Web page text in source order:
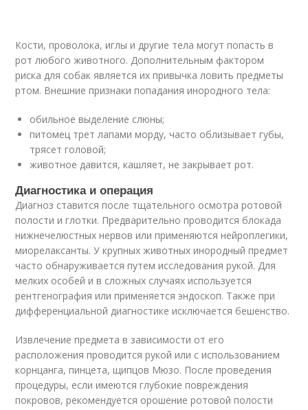
Кости, проволока, иглы и другие тела могут попасть в
рот любого животного. Дополнительным фактором
риска для собак является их привычка ловить предметы
ртом. Внешние признаки попадания инородного тела:
обильное выделение слюны;
питомец трет лапами морду, часто облизывает губы,
трясет головой;
животное давится, кашляет, не закрывает рот.
Диагностика и операция
Диагноз ставится после тщательного осмотра ротовой
полости и глотки. Предварительно проводится блокада
нижнечелюстных нервов или применяются нейроплегики,
миорелаксанты. У крупных животных инородный предмет
часто обнаруживается путем исследования рукой. Для
мелких особей и в сложных случаях используется
рентгенография или применяется эндоскоп. Также при
дифференциальной диагностике исключается бешенство.
Извлечение предмета в зависимости от его
расположения проводится рукой или с использованием
корнцанга, пинцета, щипцов Мюзо. После проведения
процедуры, если имеются глубокие повреждения
покровов, рекомендуется орошение ротовой полости